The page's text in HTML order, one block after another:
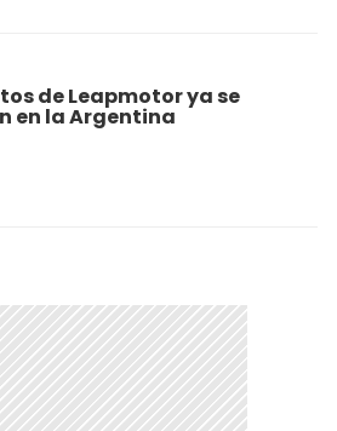
de Leapmotor ya se
en la Argentina